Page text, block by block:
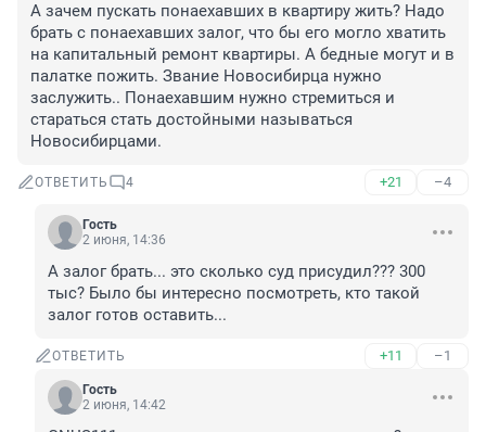
А зачем пускать понаехавших в квартиру жить? Надо
брать с понаехавших залог, что бы его могло хватить
на капитальный ремонт квартиры. А бедные могут и в
палатке пожить. Звание Новосибирца нужно
заслужить.. Понаехавшим нужно стремиться и
стараться стать достойными называться
Новосибирцами.
ОТВЕТИТЬ 4 +21 –4
Гость
2 июня, 14:36
А залог брать... это сколько суд присудил??? 300
тыс? Было бы интересно посмотреть, кто такой
залог готов оставить...
ОТВЕТИТЬ +11 –1
Гость
2 июня, 14:42